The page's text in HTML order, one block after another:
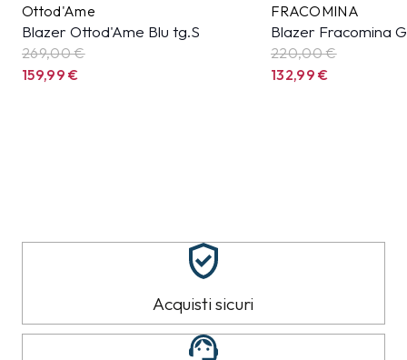
Ottod'Ame
Blazer Ottod'Ame Blu tg.S
269,00 €
159,99€
FRACOMINA
Blazer Fracomina
220,00 €
132,99€
Acquisti sicuri